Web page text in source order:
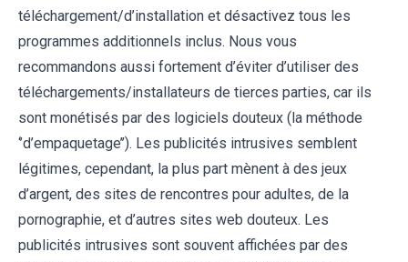
téléchargement/d’installation et désactivez tous les
programmes additionnels inclus. Nous vous
recommandons aussi fortement d’éviter d’utiliser des
téléchargements/installateurs de tierces parties, car ils
sont monétisés par des logiciels douteux (la méthode
‘’d’empaquetage’’). Les publicités intrusives semblent
légitimes, cependant, la plus part mènent à des jeux
d’argent, des sites de rencontres pour adultes, de la
pornographie, et d’autres sites web douteux. Les
publicités intrusives sont souvent affichées par des